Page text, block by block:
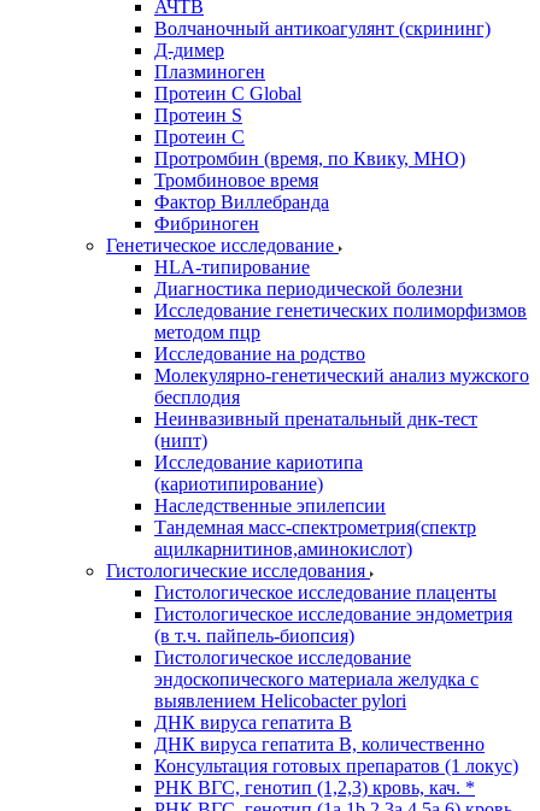
АЧТВ
Волчаночный антикоагулянт (скрининг)
Д-димер
Плазминоген
Протеин C Global
Протеин S
Протеин С
Протромбин (время, по Квику, МНО)
Тромбиновое время
Фактор Виллебранда
Фибриноген
Генетическое исследование
HLA-типирование
Диагностика периодической болезни
Исследование генетических полиморфизмов
методом пцр
Исследование на родство
Молекулярно-генетический анализ мужского
бесплодия
Неинвазивный пренатальный днк-тест
(нипт)
Исследование кариотипа
(кариотипирование)
Наследственные эпилепсии
Тандемная масс-спектрометрия(спектр
ацилкарнитинов,аминокислот)
Гистологические исследования
Гистологическое исследование плаценты
Гистологическое исследование эндометрия
(в т.ч. пайпель-биопсия)
Гистологическое исследование
эндоскопического материала желудка с
выявлением Helicobacter pylori
ДНК вируса гепатита B
ДНК вируса гепатита B, количественно
Консультация готовых препаратов (1 локус)
РНК ВГC, генотип (1,2,3) кровь, кач. *